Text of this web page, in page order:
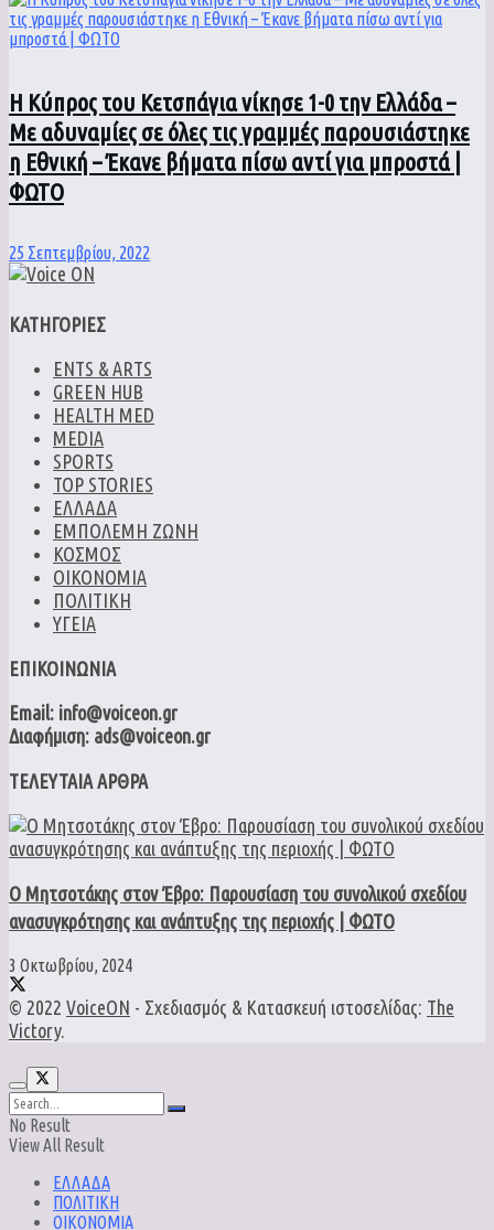
Η Κύπρος του Κετσπάγια νίκησε 1-0 την Ελλάδα –
Με αδυναμίες σε όλες τις γραμμές παρουσιάστηκε
η Εθνική – Έκανε βήματα πίσω αντί για μπροστά |
ΦΩΤΟ
25 Σεπτεμβρίου, 2022
ΚΑΤΗΓΟΡΙΕΣ
ENTS & ARTS
GREEN HUB
HEALTH MED
MEDIA
SPORTS
TOP STORIES
ΕΛΛΑΔΑ
ΕΜΠΟΛΕΜΗ ΖΩΝΗ
ΚΟΣΜΟΣ
ΟΙΚΟΝΟΜΙΑ
ΠΟΛΙΤΙΚΗ
ΥΓΕΙΑ
ΕΠΙΚΟΙΝΩΝΙΑ
Email: info@voiceon.gr
Διαφήμιση: ads@voiceon.gr
ΤΕΛΕΥΤΑΙΑ ΑΡΘΡΑ
Ο Μητσοτάκης στον Έβρο: Παρουσίαση του συνολικού σχεδίου
ανασυγκρότησης και ανάπτυξης της περιοχής | ΦΩΤΟ
3 Οκτωβρίου, 2024
© 2022 VoiceON - Σχεδιασμός & Κατασκευή ιστοσελίδας: The
Victory.
No Result
View All Result
ΕΛΛΑΔΑ
ΠΟΛΙΤΙΚΗ
ΟΙΚΟΝΟΜΙΑ